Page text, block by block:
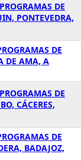
DE
PONTEVEDRA,
DE
DE AMA, A
DE
CÁCERES,
DE
BADAJOZ,